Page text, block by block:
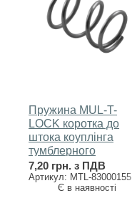
Пружина MUL-T-
LOCK коротка до
штока коуплінга
тумблерного
7,20 грн. з ПДВ
Артикул: MTL-83000155
Є в наявності